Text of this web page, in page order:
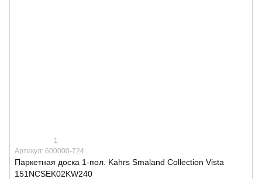
1
Артикул: 600000-724
Паркетная доска 1-пол. Kahrs Smaland Collection Vista
151NCSEK02KW240